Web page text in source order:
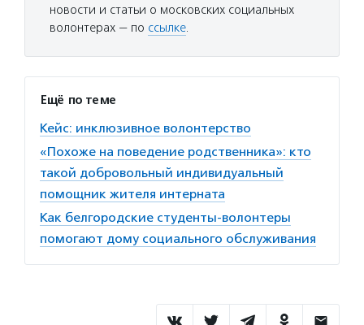
новости и статьи о московских социальных
волонтерах — по ссылке.
Ещё по теме
Кейс: инклюзивное волонтерство
«Похоже на поведение родственника»: кто
такой добровольный индивидуальный
помощник жителя интерната
Как белгородские студенты-волонтеры
помогают дому социального обслуживания